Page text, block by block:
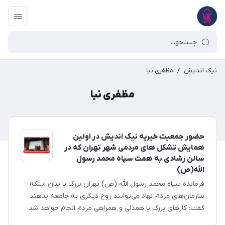
نیک اندیش / مظفری نیا
مظفری نیا
حضور جمعیت خیریه نیک اندیش در اولین
همایش تشکل های مردمی شهر تهران که در
سالن رشادی به همت سپاه محمد رسول
الله(ص)
فرمانده سپاه محمد رسول الله (ص) تهران بزرگ با بیان اینکه
سازمان‌های مردم نهاد می‌توانند روح دیگری به جامعه بدهند
گفت: کارهای بزرگ با همدلی و همراهی مردم انجام خواهد شد.